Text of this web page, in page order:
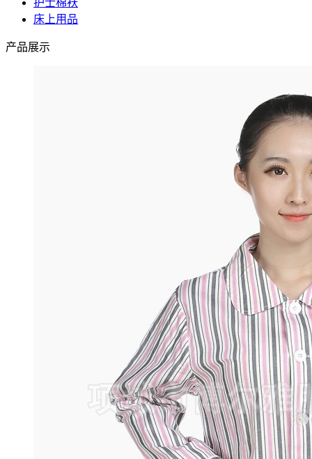
床上用品
产品展示